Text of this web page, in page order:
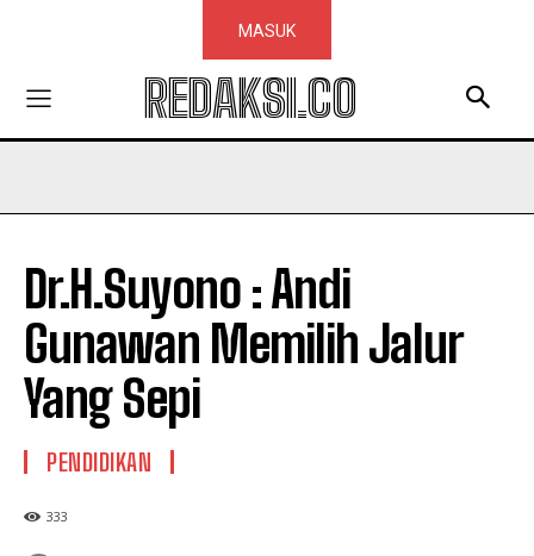
MASUK
REDAKSI.CO
Dr.H.Suyono : Andi
Gunawan Memilih Jalur
Yang Sepi
PENDIDIKAN
333